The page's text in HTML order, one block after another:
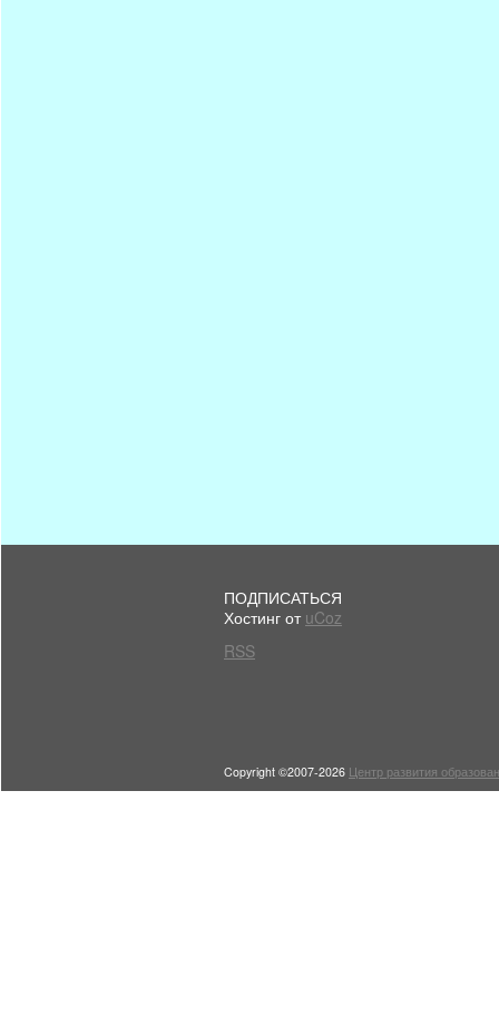
ПОДПИСАТЬСЯ
Хостинг от uCoz
RSS
Copyright ©2007-2026 Центр развития